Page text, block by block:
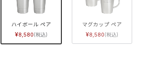
ハイボール ペア
8,580
マグカップ ペア
8,580